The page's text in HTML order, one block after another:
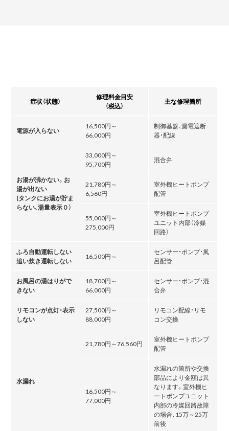
症状（状態）
修理料金目安
（税込）
主な修理箇所
電源が入らない
16,500円～
66,000円
制御基盤、漏電遮断
器・配線
お湯が沸かない。お
湯が出ない
(タンクにお湯が貯ま
らない､湯量表示０）
33,000円～
95,700円
混合弁
21,780円～
6,560円
室外機ヒートポンプ
配管
55,000円～
275,000円
室外機ヒートポンプ
ユニット内部（冷媒
回路）
ふろ自動運転しない
追い炊き運転しない
16,500円～
センサー・ポンプ・風
呂配管
お風呂の湯はりがで
きない
18,700円～
66,000円
センサー・ポンプ・混
合弁
リモコンが点灯・表示
しない
27,500円～
88,000円
リモコン配線・リモ
コン交換
水漏れ
21,780円～76,560円
室外機ヒートポンプ
配管
16,500円～
77,000円
水漏れの箇所や交換
部品により金額は異
なります。室外機ヒ
ートポンプユニット
内部の冷媒回路故障
の場合､15万～25万
前後